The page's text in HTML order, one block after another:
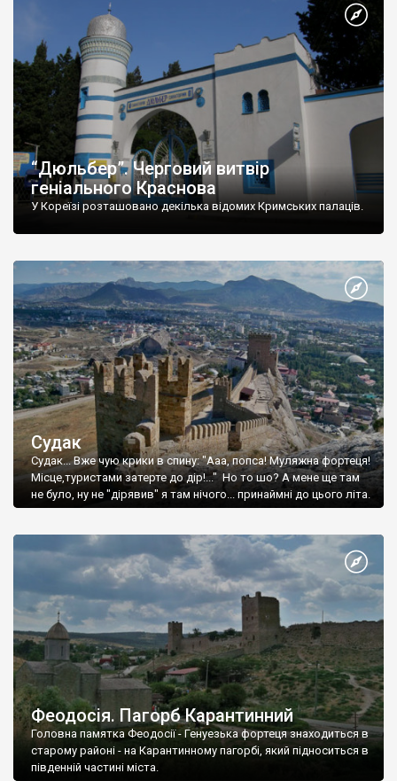
“Дюльбер”. Черговий витвір
геніального Краснова
У Кореїзі розташовано декілька відомих Кримських палаців.
Судак
Судак... Вже чую крики в спину: "Ааа, попса! Муляжна фортеця!
Місце,туристами затерте до дір!..." Но то шо? А мене ще там
не було, ну не "дірявив" я там нічого... принаймні до цього літа.
Феодосія. Пагорб Карантинний
Головна памятка Феодосії - Генуезька фортеця знаходиться в
старому районі - на Карантинному пагорбі, який підноситься в
південній частині міста.